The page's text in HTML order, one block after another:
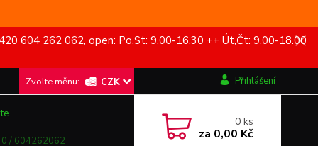
604 262 062, open: Po,St: 9.00-16.30 ++ Út,Čt: 9.00-18.00
CZK Přihlášení
/ 604262062
0ks
za 0,00 Kč